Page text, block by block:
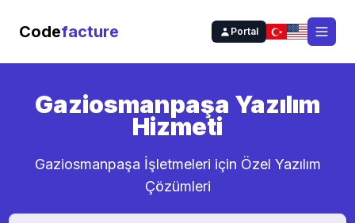
Codefacture Portal
Gaziosmanpaşa Yazılım
Hizmeti
Gaziosmanpaşa İşletmeleri için Özel Yazılım
Çözümleri